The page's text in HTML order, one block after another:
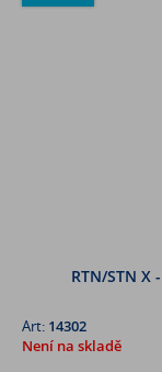
RTN/STN
Art: 14302
Není na skladě